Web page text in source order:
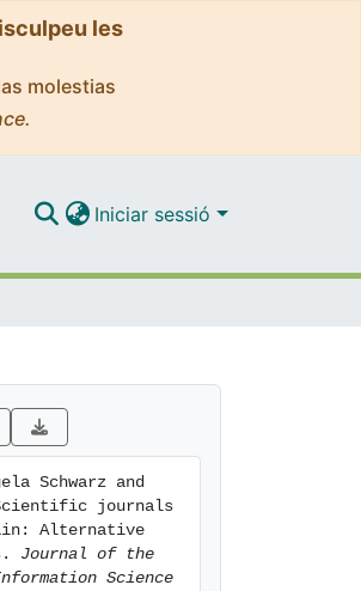
les
molestias
Iniciar sessió
Schwarz and
Scientific journals
Alternative
Journal of the
Science